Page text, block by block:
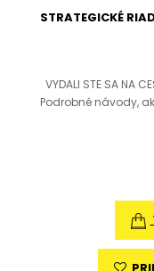
STRATEGICKÉ
VYDALI STE SA NA
Podrobné návody,